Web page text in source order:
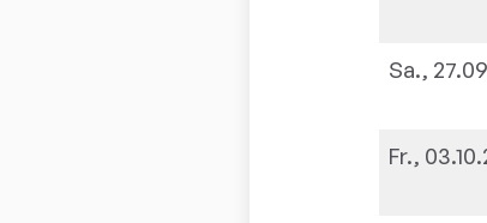
Sa.,
Fr.,